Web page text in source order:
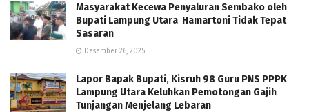
Masyarakat Kecewa Penyaluran Sembako oleh
Bupati Lampung Utara Hamartoni Tidak Tepat
Sasaran
Desember 26, 2025
Lapor Bapak Bupati, Kisruh 98 Guru PNS PPPK
Lampung Utara Keluhkan Pemotongan Gajih
Tunjangan Menjelang Lebaran